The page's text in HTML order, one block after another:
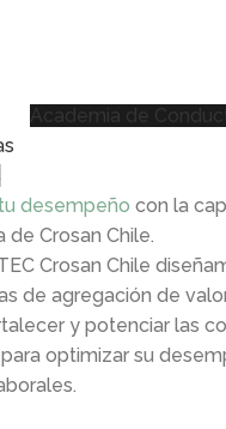
Academia de
desempeño con la
de Crosan Chile.
Crosan Chile
de agregación de
y potenciar las
optimizar su